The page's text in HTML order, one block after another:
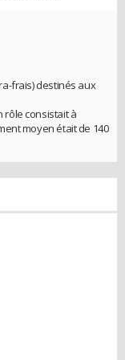
frais) destinés aux
rôle consistait à
moyen était de 140